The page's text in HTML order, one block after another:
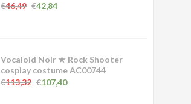
€46,49 €42,84
Vocaloid Noir ★ Rock Shooter
cosplay costume AC00744
€113,32 €107,40